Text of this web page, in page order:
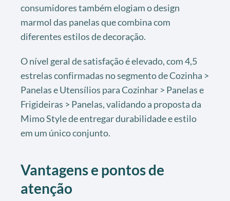
consumidores também elogiam o design
marmol das panelas que combina com
diferentes estilos de decoração.
O nível geral de satisfação é elevado, com 4,5
estrelas confirmadas no segmento de Cozinha >
Panelas e Utensílios para Cozinhar > Panelas e
Frigideiras > Panelas, validando a proposta da
Mimo Style de entregar durabilidade e estilo
em um único conjunto.
Vantagens e pontos de
atenção